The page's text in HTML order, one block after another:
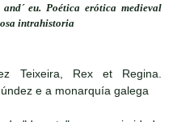
and´ eu. Poética erótica medieval
intrahistoria
Teixeira, Rex et Regina.
e a monarquía galega